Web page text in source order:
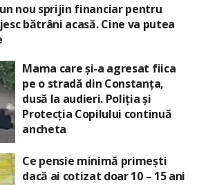
nou sprijin financiar pentru
bătrâni acasă. Cine va putea
Mama care și-a agresat fiica
pe o stradă din Constanța,
dusă la audieri. Poliția și
Protecția Copilului continuă
ancheta
Ce pensie minimă primești
dacă ai cotizat doar 10 – 15 ani